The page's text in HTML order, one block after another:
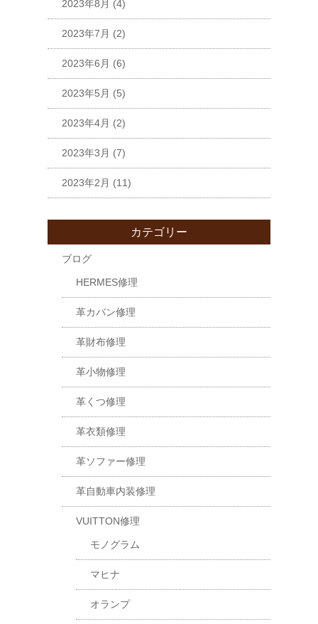
2023年8月 (4)
2023年7月 (2)
2023年6月 (6)
2023年5月 (5)
2023年4月 (2)
2023年3月 (7)
2023年2月 (11)
カテゴリー
ブログ
HERMES修理
革カバン修理
革財布修理
革小物修理
革くつ修理
革衣類修理
革ソファー修理
革自動車内装修理
VUITTON修理
モノグラム
マヒナ
オランプ